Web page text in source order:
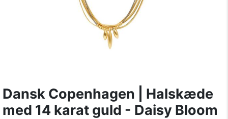
Dansk Copenhagen | Halskæde
med 14 karat guld - Daisy Bloom